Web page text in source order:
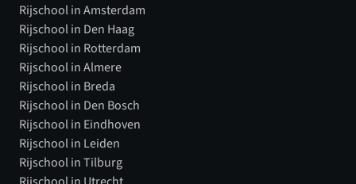
Rijschool in Amsterdam
Rijschool in Den Haag
Rijschool in Rotterdam
Rijschool in Almere
Rijschool in Breda
Rijschool in Den Bosch
Rijschool in Eindhoven
Rijschool in Leiden
Rijschool in Tilburg